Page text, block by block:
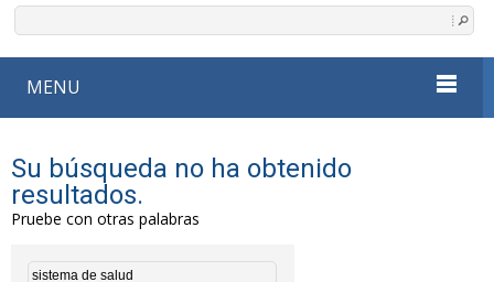
MENU
Su búsqueda no ha obtenido
resultados.
Pruebe con otras palabras